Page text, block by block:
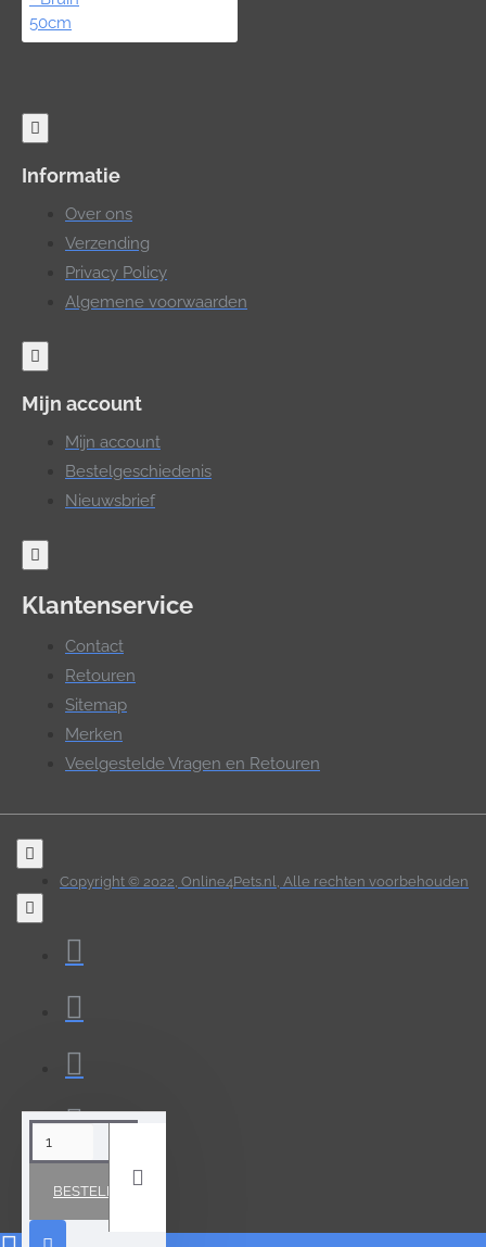
BESTELLEN
Informatie
Over ons
Verzending
Privacy Policy
Algemene voorwaarden
Mijn account
Mijn account
Bestelgeschiedenis
Nieuwsbrief
Klantenservice
Contact
Retouren
Sitemap
Merken
Veelgestelde Vragen en Retouren
Copyright © 2022, Online4Pets.nl, Alle rechten voorbehouden